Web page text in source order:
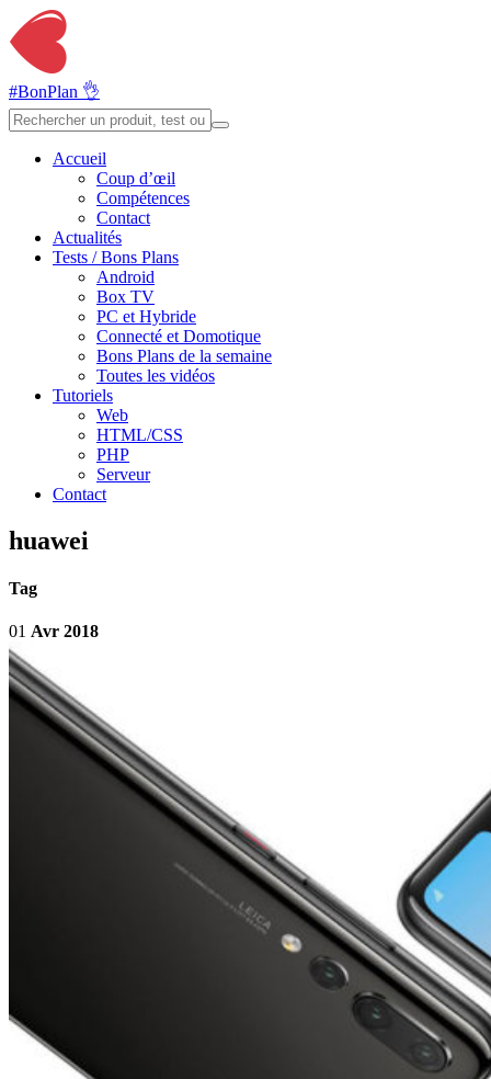
#BonPlan 👌
Accueil
Coup d’œil
Compétences
Contact
Actualités
Tests / Bons Plans
Android
Box TV
PC et Hybride
Connecté et Domotique
Bons Plans de la semaine
Toutes les vidéos
Tutoriels
Web
HTML/CSS
PHP
Serveur
Contact
huawei
Tag
01 Avr 2018